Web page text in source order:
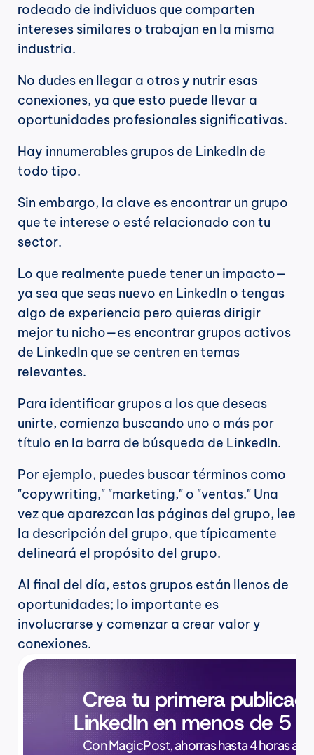
rodeado de individuos que comparten
intereses similares o trabajan en la misma
industria.
No dudes en llegar a otros y nutrir esas
conexiones, ya que esto puede llevar a
oportunidades profesionales significativas.
Hay innumerables grupos de LinkedIn de
todo tipo.
Sin embargo, la clave es encontrar un grupo
que te interese o esté relacionado con tu
sector.
Lo que realmente puede tener un impacto—
ya sea que seas nuevo en LinkedIn o tengas
algo de experiencia pero quieras dirigir
mejor tu nicho—es encontrar grupos activos
de LinkedIn que se centren en temas
relevantes.
Para identificar grupos a los que deseas
unirte, comienza buscando uno o más por
título en la barra de búsqueda de LinkedIn.
Por ejemplo, puedes buscar términos como
"copywriting," "marketing," o "ventas." Una
vez que aparezcan las páginas del grupo, lee
la descripción del grupo, que típicamente
delineará el propósito del grupo.
Al final del día, estos grupos están llenos de
oportunidades; lo importante es
involucrarse y comenzar a crear valor y
conexiones.
Crea tu primera
LinkedIn en menos de 5
Con MagicPost, ahorras hasta 4 horas a la